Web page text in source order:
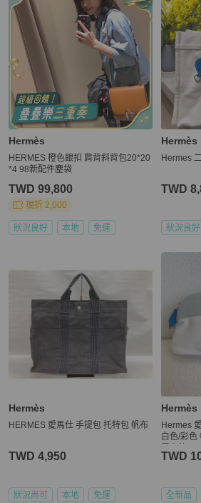
Hermès
HERMES 橙色銀扣 肩背斜背包20*20
*4 98新配件塵袋
TWD 99,800
現折 2,000
狀況良好 本地 免運
Hermès
Hermes
TWD
狀況良好
Hermès
HERMES 愛馬仕 手提包 托特包 帆布
TWD 4,950
狀況尚可 本地 免運
Hermès
Hermes
白色/彩色 帆布 金屬：銀扣 成色：閒
TWD
全新品